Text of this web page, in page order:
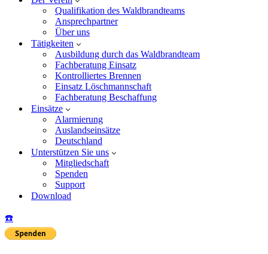
Qualifikation des Waldbrandteams
Ansprechpartner
Über uns
Tätigkeiten
Ausbildung durch das Waldbrandteam
Fachberatung Einsatz
Kontrolliertes Brennen
Einsatz Löschmannschaft
Fachberatung Beschaffung
Einsätze
Alarmierung
Auslandseinsätze
Deutschland
Unterstützen Sie uns
Mitgliedschaft
Spenden
Support
Download
☎️